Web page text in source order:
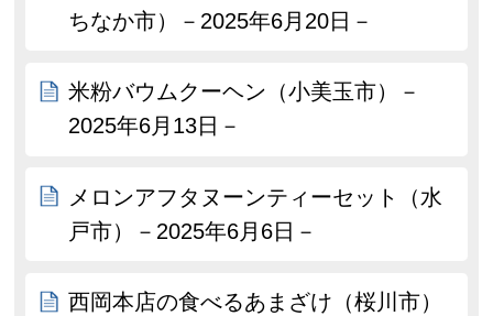
ちなか市）－2025年6月20日－
米粉バウムクーヘン（小美玉市）－
2025年6月13日－
メロンアフタヌーンティーセット（水
戸市）－2025年6月6日－
西岡本店の食べるあまざけ（桜川市）